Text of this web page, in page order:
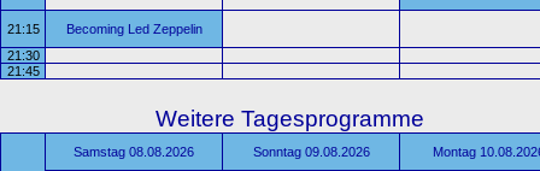
21:15
Becoming Led Zeppelin
21:30
21:45
Weitere Tagesprogramme
Samstag 08.08.2026 Sonntag 09.08.2026 Montag